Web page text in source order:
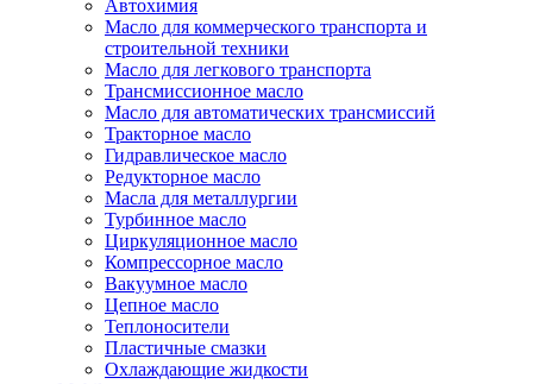
Автохимия
Масло для коммерческого транспорта и
строительной техники
Масло для легкового транспорта
Трансмиссионное масло
Масло для автоматических трансмиссий
Тракторное масло
Гидравлическое масло
Редукторное масло
Масла для металлургии
Турбинное масло
Циркуляционное масло
Компрессорное масло
Вакуумное масло
Цепное масло
Теплоносители
Пластичные смазки
Охлаждающие жидкости